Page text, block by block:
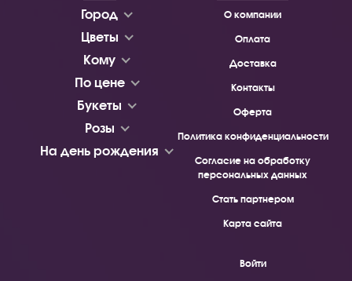
Город
Цветы
Кому
По цене
Букеты
Розы
На день рождения
О компании
Оплата
Доставка
Контакты
Оферта
Политика конфиденциальности
Согласие на обработку
персональных данных
Стать партнером
Карта сайта
Войти